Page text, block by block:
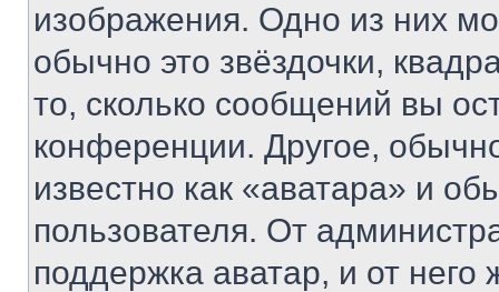
изображения. Одно из них
обычно это звёздочки,
то, сколько сообщений вы
конференции. Другое,
известно как «аватара» и
пользователя. От
поддержка аватар, и от него